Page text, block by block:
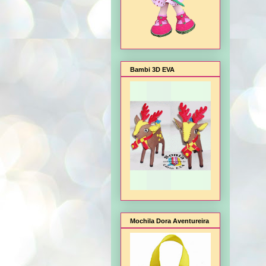
Bambi 3D EVA
Mochila Dora Aventureira